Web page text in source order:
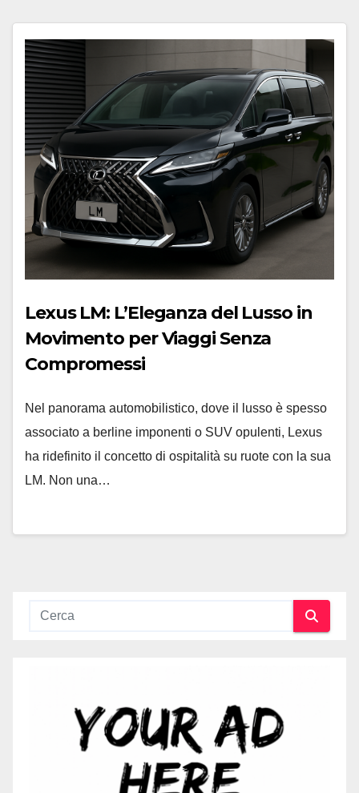
Lexus LM: L’Eleganza del Lusso in
Movimento per Viaggi Senza
Compromessi
Nel panorama automobilistico, dove il lusso è spesso
associato a berline imponenti o SUV opulenti, Lexus
ha ridefinito il concetto di ospitalità su ruote con la sua
LM. Non una…